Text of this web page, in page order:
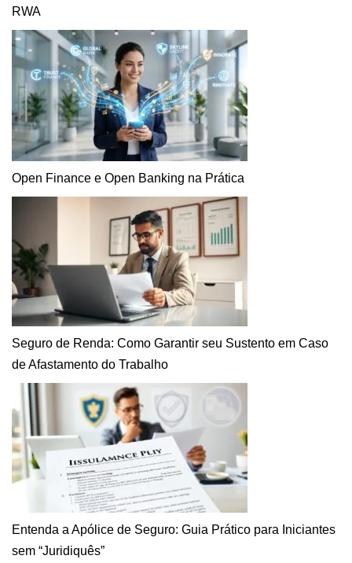
RWA
Open Finance e Open Banking na Prática
Seguro de Renda: Como Garantir seu Sustento em Caso
de Afastamento do Trabalho
Entenda a Apólice de Seguro: Guia Prático para Iniciantes
sem “Juridiquês”